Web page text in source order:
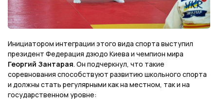
Инициатором интеграции этого вида спорта выступил
президент Федерация дзюдо Киева и чемпион мира
Георгий Зантарая. Он подчеркнул, что такие
соревнования способствуют развитию школьного спорта
и должны стать регулярными как на местном, так и на
государственном уровне: